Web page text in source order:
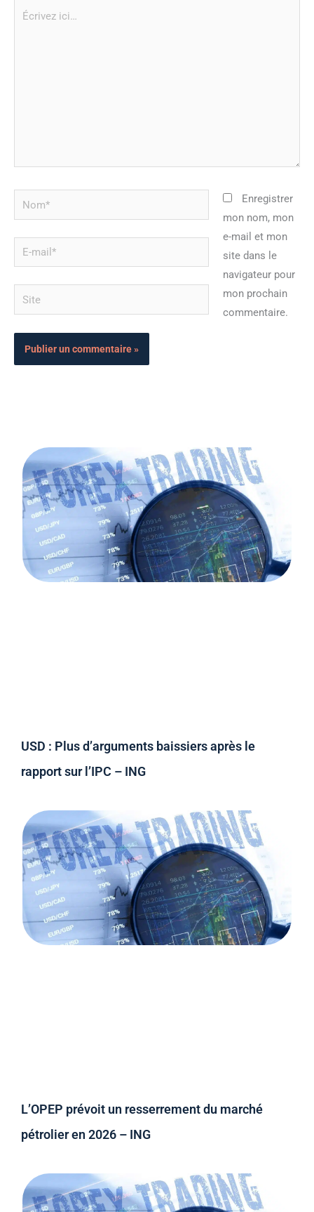
Nom*
mail*
Site
Enregistrer
mon nom, mon
e-mail et mon
site dans le
navigateur pour
mon prochain
commentaire.
USD : Plus d’arguments baissiers après le
rapport sur l’IPC – ING
L’OPEP prévoit un resserrement du marché
pétrolier en 2026 – ING